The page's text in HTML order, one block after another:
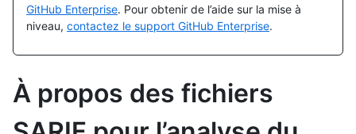
GitHub Enterprise. Pour obtenir de l’aide sur la mise à
niveau, contactez le support GitHub Enterprise.
À propos des fichiers